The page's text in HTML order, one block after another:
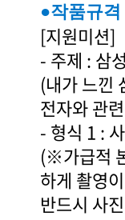
●작품규격
[지원미션]
- 주제 : 삼
(내가 느낀
전자와 관
- 형식 1 :
(※가급적
하게 촬영
반드시 사